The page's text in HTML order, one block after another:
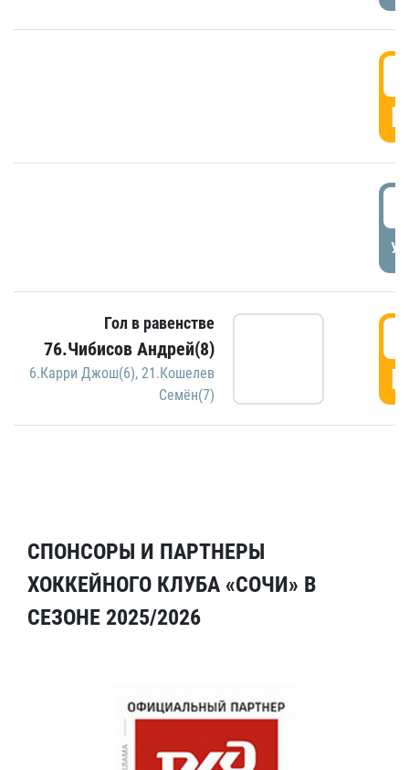
Гол в равенстве
76.Чибисов Андрей(8)
6.Карри Джош(6), 21.Кошелев
Семён(7)
СПОНСОРЫ И ПАРТНЕРЫ
ХОККЕЙНОГО КЛУБА «СОЧИ» В
СЕЗОНЕ 2025/2026